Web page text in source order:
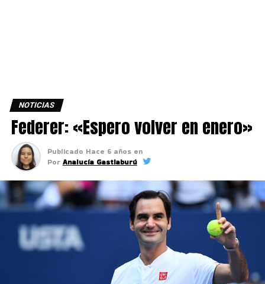
NOTICIAS
Federer: «Espero volver en enero»
Publicado Hace 6 años en
Por Analucía Gastiaburú